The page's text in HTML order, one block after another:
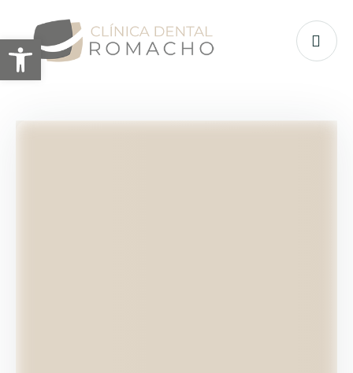
Abrir barra de herramientas